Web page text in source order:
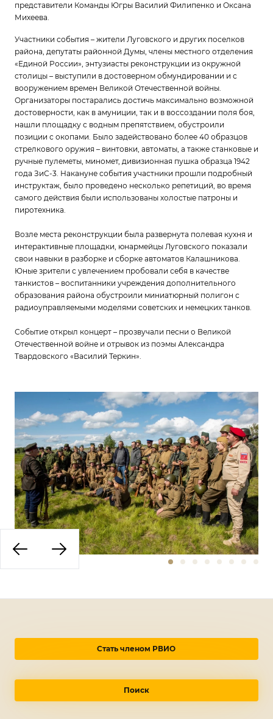
представители Команды Югры Василий Филипенко и Оксана
Михеева.
Участники события – жители Луговского и других поселков
района, депутаты районной Думы, члены местного отделения
«Единой России», энтузиасты реконструкции из окружной
столицы – выступили в достоверном обмундировании и с
вооружением времен Великой Отечественной войны.
Организаторы постарались достичь максимально возможной
достоверности, как в амуниции, так и в воссоздании поля боя,
нашли площадку с водным препятствием, обустроили
позиции с окопами. Было задействовано более 40 образцов
стрелкового оружия – винтовки, автоматы, а также станковые и
ручные пулеметы, миномет, дивизионная пушка образца 1942
года ЗиС-3. Накануне события участники прошли подробный
инструктаж, было проведено несколько репетиций, во время
самого действия были использованы холостые патроны и
пиротехника.
Возле места реконструкции была развернута полевая кухня и
интерактивные площадки, юнармейцы Луговского показали
свои навыки в разборке и сборке автоматов Калашникова.
Юные зрители с увлечением пробовали себя в качестве
танкистов – воспитанники учреждения дополнительного
образования района обустроили миниатюрный полигон с
радиоуправляемыми моделями советских и немецких танков.
Событие открыл концерт – прозвучали песни о Великой
Отечественной войне и отрывок из поэмы Александра
Твардовского «Василий Теркин».
Стать членом РВИО
Поиск